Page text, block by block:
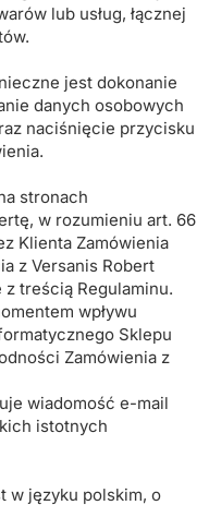
lub usług, łącznej
jest dokonanie
danych osobowych
naciśnięcie przycisku
stronach
w rozumieniu art. 66
Klienta Zamówienia
z Versanis Robert
treścią Regulaminu.
wpływu
Sklepu
Zamówienia z
wiadomość e-mail
istotnych
w języku polskim, o